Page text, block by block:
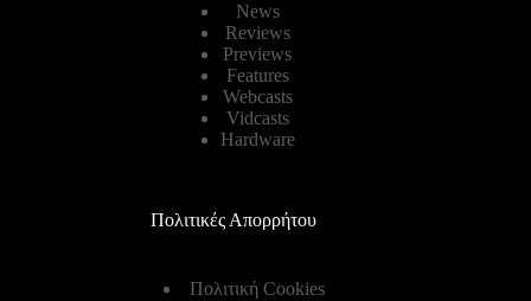
News
Reviews
Previews
Features
Webcasts
Vidcasts
Hardware
Πολιτικές Απορρήτου
Πολιτική Cookies